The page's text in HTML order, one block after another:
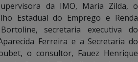
da IMO, Maria Zilda, o
Estadual do Emprego e Renda
Bortoline, secretaria executiva do
Ferreira e a Secretaria do
o consultor, Fauez Henrique